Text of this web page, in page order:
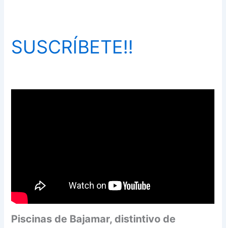
SUSCRÍBETE!!
Piscinas de Bajamar, distintivo de